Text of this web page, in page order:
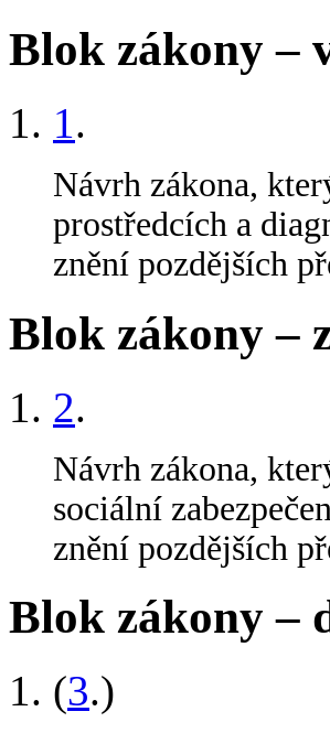
Blok zákony –
1.
Návrh zákona,
prostředcích a
znění pozdějších
Blok zákony –
2.
Návrh zákona,
sociální
znění pozdějších
Blok zákony –
(3.)